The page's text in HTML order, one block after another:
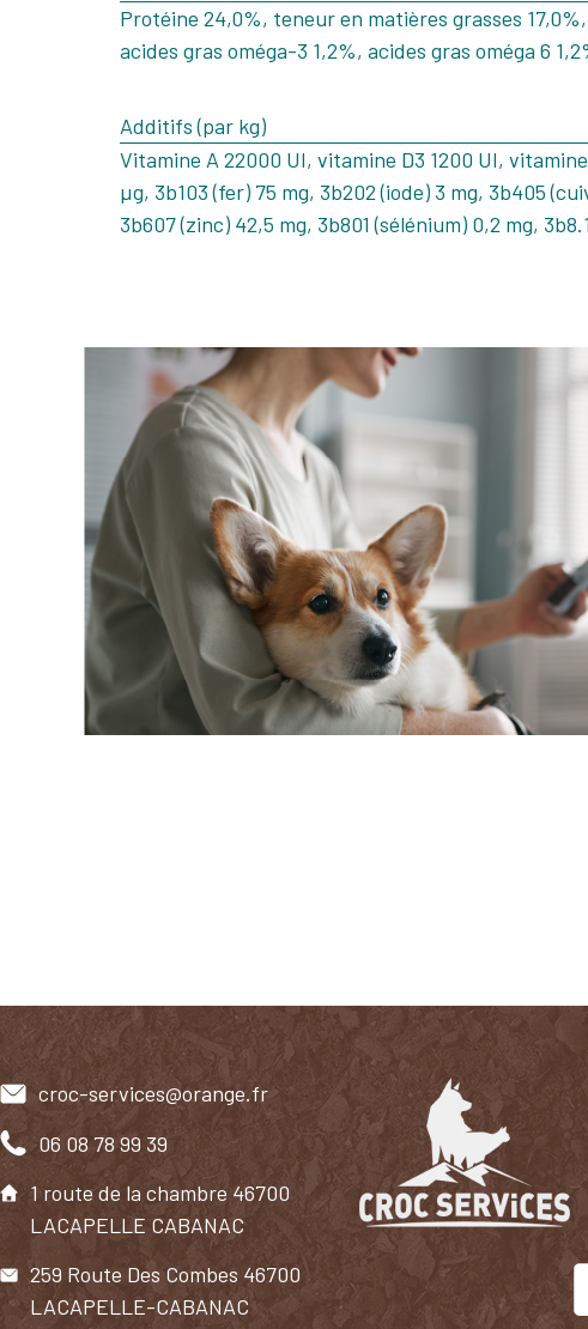
Protéine 24,0%, teneur en matières grasses
acides gras oméga-3 1,2%, acides gras oméga 6
Additifs (par kg)
Vitamine A 22000 UI, vitamine D3 1200 UI,
µg, 3b103 (fer) 75 mg, 3b202 (iode) 3 mg, 3b405
3b607 (zinc) 42,5 mg, 3b801 (sélénium) 0,2 mg,
croc-services@orange.fr
06 08 78 99 39
1 route de la chambre 46700
LACAPELLE CABANAC
259 Route Des Combes 46700
LACAPELLE-CABANAC